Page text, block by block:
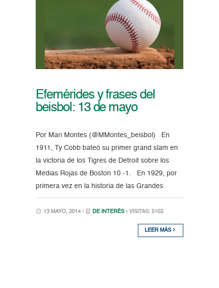
Efemérides y frases del
beisbol: 13 de mayo
Por Mari Montes (@MMontes_beisbol) En
1911, Ty Cobb bateó su primer grand slam en
la victoria de los Tigres de Detroit sobre los
Medias Rojas de Boston 10 -1. En 1929, por
primera vez en la historia de las Grandes
13 MAYO, 2014 • DE INTERÉS • VISITAS: 5102
LEER MÁS